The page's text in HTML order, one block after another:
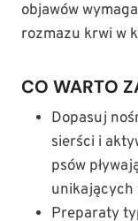
objawów
rozmazu krwi w
CO WARTO
Dopasuj
sierści i
psów
unikających
Preparaty